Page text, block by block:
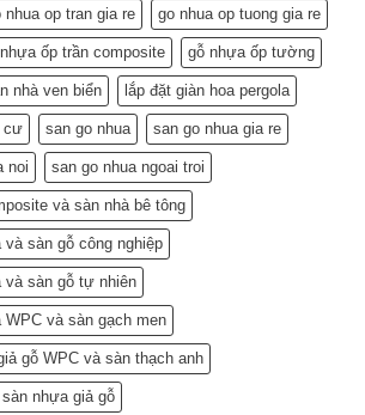
Tiết
Kiệm
Mà
Còn…
An
Tâm
Sống
Khỏe
Túi
Tiền
–
Bí
Quyết
Chọn
và
Lắp
Đặt
(Gợi
ý
từ
chuyên
gia)
nhua op tran gia re go nhua op tuong gia re
ốp trần composite gỗ nhựa ốp tường
nhà ven biển lắp đặt giàn hoa pergola
cư san go nhua san go nhua gia re
noi san go nhua ngoai troi
và sàn nhà bê tông
sàn gỗ công nghiệp
và sàn gỗ tự nhiên
và sàn gạch men
gỗ WPC và sàn thạch anh
sàn nhựa giả gỗ